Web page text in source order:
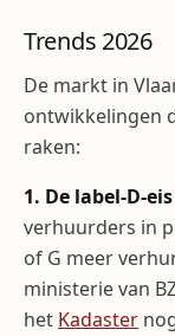
Trends 2026
De markt in
ontwikkelingen
raken:
1. De label-D-
verhuurders in
of G meer
ministerie van
het Kadaster